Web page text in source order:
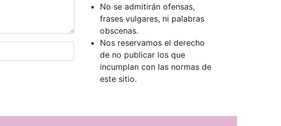
No se admitirán ofensas,
frases vulgares, ni palabras
obscenas.
Nos reservamos el derecho
de no publicar los que
incumplan con las normas de
este sitio.